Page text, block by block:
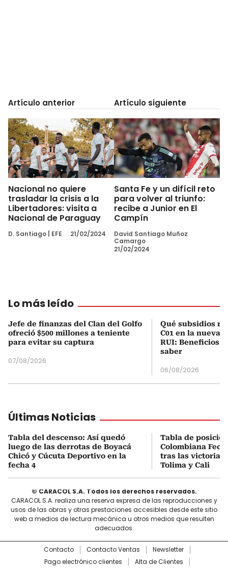
Artículo anterior
Nacional no quiere
trasladar la crisis a la
Libertadores: visita a
Nacional de Paraguay
D. Santiago EFE 21/02/2024
Artículo siguiente
Santa Fe y un difícil reto
para volver al triunfo:
recibe a Junior en El
Campín
David Santiago Muñoz
Camargo
21/02/2024
Lo más leído
Jefe de finanzas del Clan del Golfo
ofreció $500 millones a teniente
para evitar su captura
07/08/2026
Qué subsidios
C01 en la nueva
RUI: Beneficios
saber
06/08/2026
Últimas Noticias
Tabla del descenso: Así quedó
luego de las derrotas de Boyacá
Chicó y Cúcuta Deportivo en la
fecha 4
Tabla de
Colombiana
tras las victorias
Tolima y Cali
© CARACOL S.A. Todos los derechos reservados.
CARACOL S.A. realiza una reserva expresa de las reproducciones y
usos de las obras y otras prestaciones accesibles desde este sitio
web a medios de lectura mecánica u otros medios que resulten
adecuados.
Contacto Contacto Ventas
Newsletter
Pago electrónico clientes
Alta de Clientes